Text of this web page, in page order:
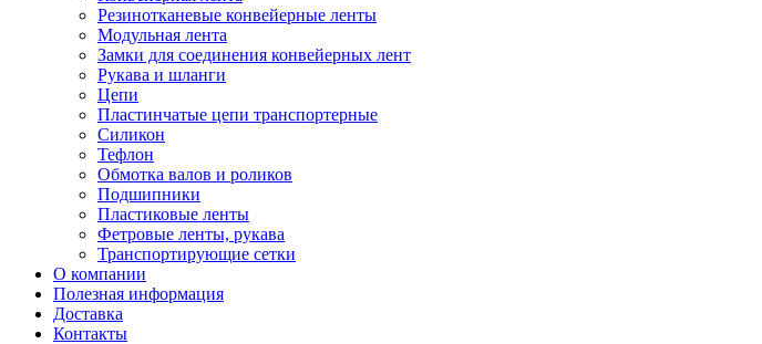
Резинотканевые конвейерные ленты
Модульная лента
Замки для соединения конвейерных лент
Рукава и шланги
Цепи
Пластинчатые цепи транспортерные
Силикон
Тефлон
Обмотка валов и роликов
Подшипники
Пластиковые ленты
Фетровые ленты, рукава
Транспортирующие сетки
О компании
Полезная информация
Доставка
Контакты